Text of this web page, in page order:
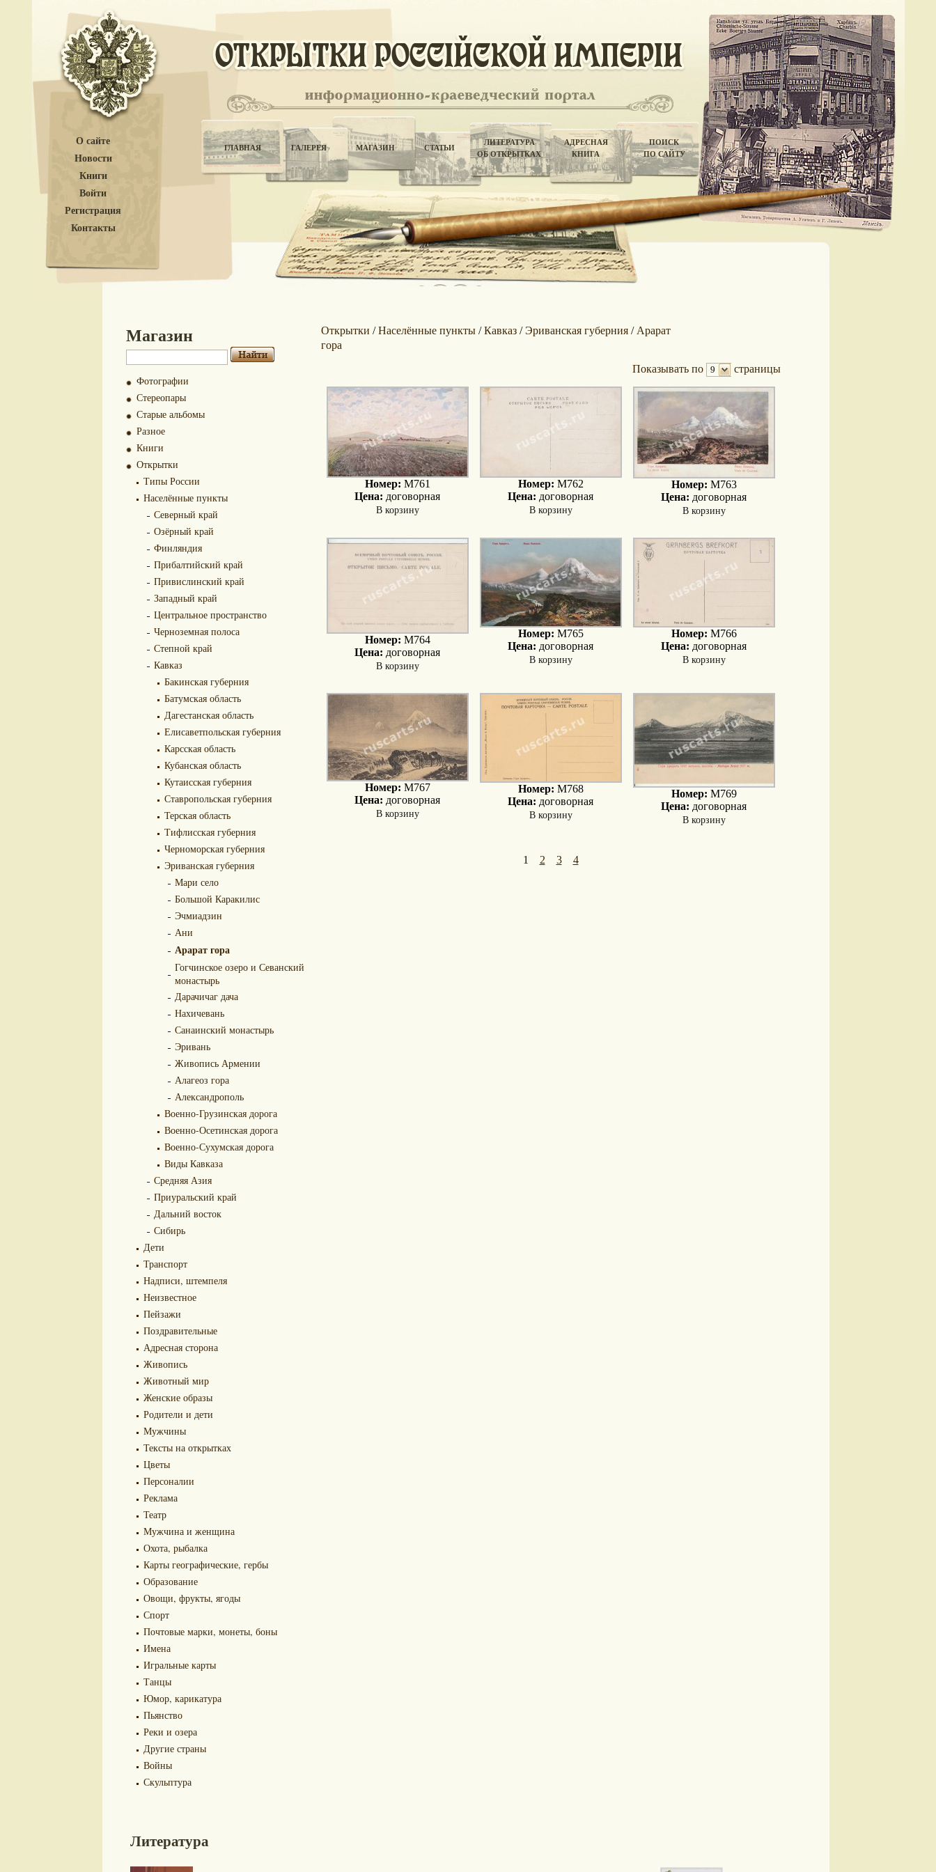
О сайте
Новости
Книги
Войти
Регистрация
Контакты
ГЛАВНАЯ ГАЛЕРЕЯ МАГАЗИН СТАТЬИ
ЛИТЕРАТУРА
ОБ ОТКРЫТКАХ
АДРЕСНАЯ
КНИГА
ПОИСК
ПО САЙТУ
Магазин
Фотографии
Стереопары
Старые альбомы
Разное
Книги
Открытки
Типы России
Населённые пункты
Северный край
Озёрный край
Финляндия
Прибалтийский край
Привислинский край
Западный край
Центральное пространство
Черноземная полоса
Степной край
Кавказ
Бакинская губерния
Батумская область
Дагестанская область
Елисаветпольская губерния
Карсская область
Кубанская область
Кутаисская губерния
Ставропольская губерния
Терская область
Тифлисская губерния
Черноморская губерния
Эриванская губерния
Мари село
Большой Каракилис
Эчмиадзин
Ани
Арарат гора
Гогчинское озеро и Севанский
монастырь
Дарачичаг дача
Нахичевань
Санаинский монастырь
Эривань
Живопись Армении
Алагеоз гора
Александрополь
Военно-Грузинская дорога
Военно-Осетинская дорога
Военно-Сухумская дорога
Виды Кавказа
Средняя Азия
Приуральский край
Дальний восток
Сибирь
Дети
Транспорт
Надписи, штемпеля
Неизвестное
Пейзажи
Поздравительные
Адресная сторона
Живопись
Животный мир
Женские образы
Родители и дети
Мужчины
Тексты на открытках
Цветы
Персоналии
Реклама
Театр
Мужчина и женщина
Охота, рыбалка
Карты географические, гербы
Образование
Овощи, фрукты, ягоды
Спорт
Почтовые марки, монеты, боны
Имена
Игральные карты
Танцы
Юмор, карикатура
Пьянство
Реки и озера
Другие страны
Войны
Скульптура
Открытки /Населённые пункты/Кавказ/ Эриванская губерния/ Арарат
гора
Показывать по 9 страницы
Номер: M761
Цена: договорная
В корзину
Номер: M762
Цена: договорная
В корзину
Номер: M763
Цена: договорная
В корзину
Номер: M764
Цена: договорная
В корзину
Номер: M765
Цена: договорная
В корзину
Номер: M766
Цена: договорная
В корзину
Номер: M767
Цена: договорная
В корзину
Номер: M768
Цена: договорная
В корзину
Номер: M769
Цена: договорная
В корзину
1 2 3 4
Литература